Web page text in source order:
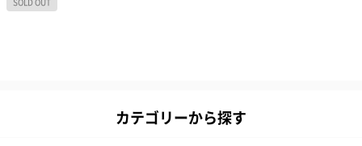
カテゴリーから探す